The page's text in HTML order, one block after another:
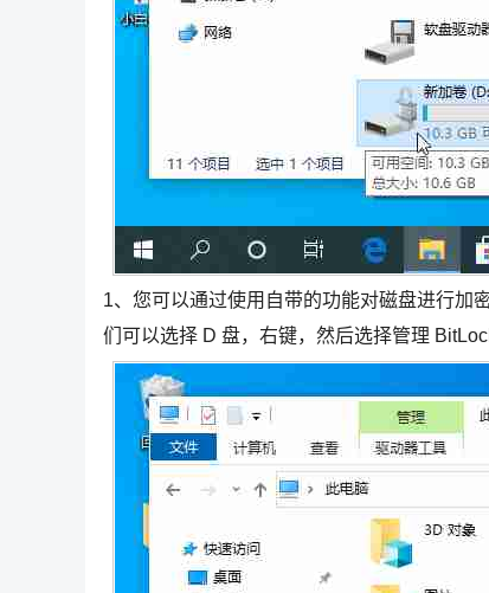
1、您可以通过使用自带的功能对磁盘进行加
们可以选择 D 盘，右键，然后选择管理